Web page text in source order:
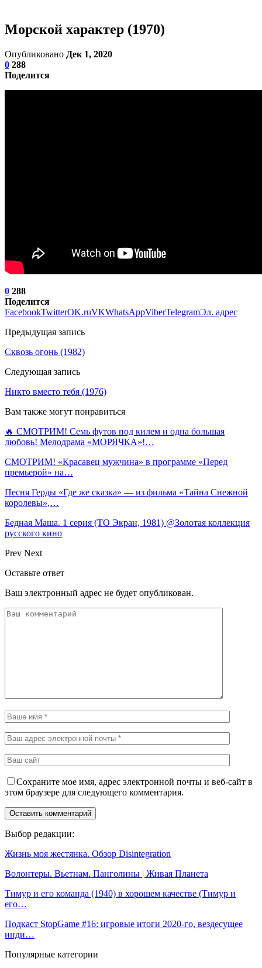
Морской характер (1970)
Опубликовано Дек 1, 2020
0 288
Поделится
0 288
Поделится
FacebookTwitterOK.ruVKWhatsAppViberTelegramЭл. адрес
Предыдущая запись
Сквозь огонь (1982)
Следующая запись
Никто вместо тебя (1976)
Вам также могут понравиться
🔥 СМОТРИМ! Семь футов под килем и одна большая
любовь! Мелодрама «МОРЯЧКА»!…
СМОТРИМ! «Красавец мужчина» в программе «Перед
премьерой» на…
Песня Герды «Где же сказка» — из фильма «Тайна Снежной
королевы»,…
Бедная Маша. 1 серия (ТО Экран, 1981) @Золотая коллекция
русского кино
Prev Next
Оставьте ответ
Ваш электронный адрес не будет опубликован.
Сохраните мое имя, адрес электронной почты и веб-сайт в
этом браузере для следующего комментария.
Выбор редакции:
Жизнь моя жестянка. Обзор Disintegration
Волонтеры. Вьетнам. Панголины | Живая Планета
Тимур и его команда (1940) в хорошем качестве (Тимур и
его…
Подкаст StopGame #16: игровые итоги 2020-го, вездесущее
инди…
Популярные категории